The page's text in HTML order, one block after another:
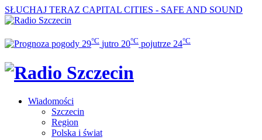
SŁUCHAJ TERAZ CAPITAL CITIES - SAFE AND SOUND
29°C jutro 20°C pojutrze 24°C
Wiadomości
Szczecin
Region
Polska i świat